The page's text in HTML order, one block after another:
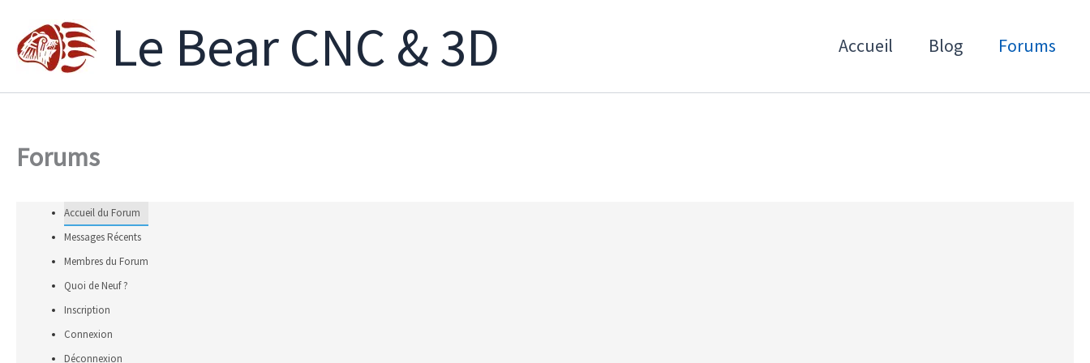
contenu
Le Bear CNC & 3D Accueil Blog Forums
Forums
Accueil du Forum
Messages Récents
Membres du Forum
Quoi de Neuf ?
Inscription
Connexion
Déconnexion